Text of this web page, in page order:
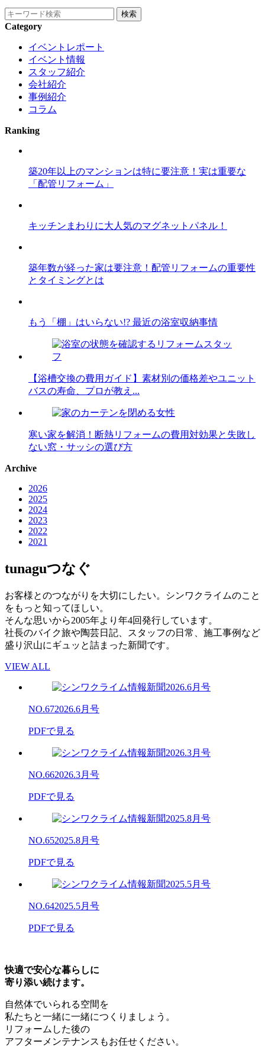
Category
イベントレポート
イベント情報
スタッフ紹介
会社紹介
事例紹介
コラム
Ranking
築20年以上のマンションは特に要注意！実は重要な
「配管リフォーム」
キッチンまわりに大人気のマグネットパネル！
築年数が経った家は要注意！配管リフォームの重要性
とタイミングとは
もう「棚」はいらない!? 最近の浴室収納事情
【浴槽交換の費用ガイド】素材別の価格差やユニット
バスの寿命、プロが教え...
寒い家を解消！断熱リフォームの費用対効果と失敗し
ない窓・サッシの選び方
Archive
2026
2025
2024
2023
2022
2021
tunaguつなぐ
お客様とのつながりを大切にしたい。シンワクライムのこと
をもっと知ってほしい。
そんな思いから2005年より年4回発行しています。
社長のバイク旅や陶芸日記、スタッフの日常、施工事例など
盛り沢山にギュッと詰まった新聞です。
VIEW ALL
NO.672026.6月号
PDFで見る
NO.662026.3月号
PDFで見る
NO.652025.8月号
PDFで見る
NO.642025.5月号
PDFで見る
快適で安心な暮らしに
寄り添い続けます。
自然体でいられる空間を
私たちと一緒に一緒につくりましょう。
リフォームした後の
アフターメンテナンスもお任せください。